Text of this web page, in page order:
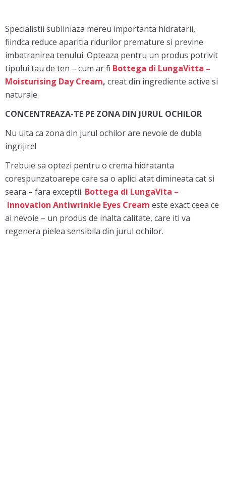
Specialistii subliniaza mereu importanta hidratarii,
fiindca reduce aparitia ridurilor premature si previne
imbatranirea tenului. Opteaza pentru un produs potrivit
tipului tau de ten – cum ar fi Bottega di LungaVitta –
Moisturising Day Cream, creat din ingrediente active si
naturale.
CONCENTREAZA-TE PE ZONA DIN JURUL OCHILOR
Nu uita ca zona din jurul ochilor are nevoie de dubla
ingrijire!
Trebuie sa optezi pentru o crema hidratanta
corespunzatoarepe care sa o aplici atat dimineata cat si
seara – fara exceptii. Bottega di LungaVita –
Innovation Antiwrinkle Eyes Cream este exact ceea ce
ai nevoie – un produs de inalta calitate, care iti va
regenera pielea sensibila din jurul ochilor.